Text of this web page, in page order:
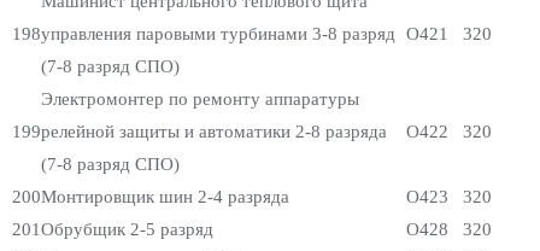
198управления паровыми турбинами 3-8 разряд
(7-8 разряд СПО)
О421 320
199
Электромонтер по ремонту аппаратуры
релейной защиты и автоматики 2-8 разряда
(7-8 разряд СПО)
О422 320
200Монтировщик шин 2-4 разряда О423
320
201Обрубщик 2-5 разряд О428
320